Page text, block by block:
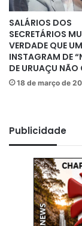
SALÁRIOS DOS
SECRETÁRIOS
VERDADE QUE UM
INSTAGRAM DE
DE URUAÇU
18 de março de
Publicidade